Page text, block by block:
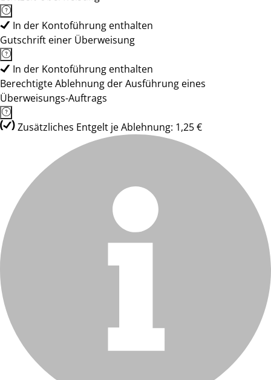
In der Kontoführung enthalten
Gutschrift einer Überweisung
In der Kontoführung enthalten
Berechtigte Ablehnung der Ausführung eines
Überweisungs-Auftrags
Zusätzliches Entgelt je Ablehnung: 1,25 €